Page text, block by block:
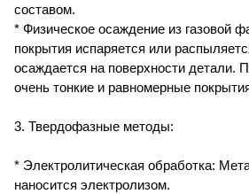
составом.
* Физическое осаждение из газовой
покрытия испаряется или
осаждается на поверхности детали.
очень тонкие и равномерные
3. Твердофазные методы:
* Электролитическая обработка:
наносится электролизом.